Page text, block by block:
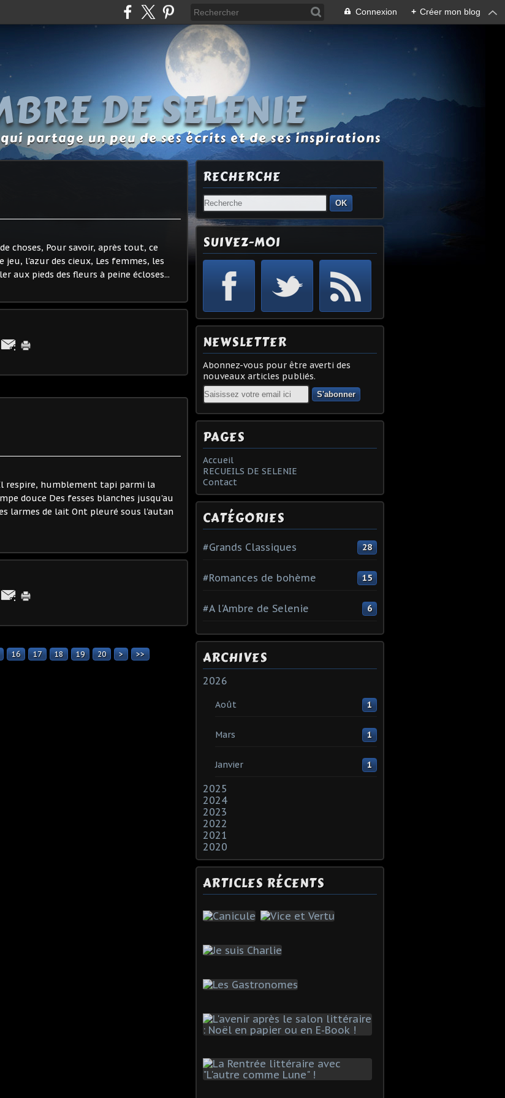
Connexion + Créer mon blog
DE SELENIE
partage un peu de ses écrits et de ses inspirations
choses, Pour savoir, après tout, ce
jeu, l'azur des cieux, Les femmes, les
aux pieds des fleurs à peine écloses...
respire, humblement tapi parmi la
douce Des fesses blanches jusqu'au
larmes de lait Ont pleuré sous l'autan
16 17 18 19 20 30
> >>
RECHERCHE
OK
SUIVEZ-MOI
NEWSLETTER
Abonnez-vous pour être averti des
nouveaux articles publiés.
Email
PAGES
Accueil
RECUEILS DE SELENIE
Contact
CATÉGORIES
#Grands Classiques 28
#Romances de bohème 15
#A l'Ambre de Selenie 6
ARCHIVES
2026
Août 1
Mars 1
Janvier 1
2025
2024
2023
2022
2021
2020
ARTICLES RÉCENTS